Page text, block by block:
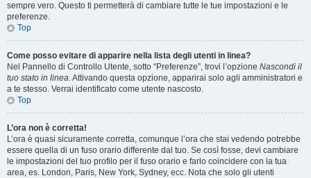
sempre vero. Questo ti permetterà di cambiare tutte le tue impostazioni e le
preferenze.
Top
Come posso evitare di apparire nella lista degli utenti in linea?
Nel Pannello di Controllo Utente, sotto “Preferenze”, trovi l’opzione Nascondi il
tuo stato in linea. Attivando questa opzione, apparirai solo agli amministratori e
a te stesso. Verrai identificato come utente nascosto.
Top
L’ora non è corretta!
L’ora è quasi sicuramente corretta, comunque l’ora che stai vedendo potrebbe
essere quella di un fuso orario differente dal tuo. Se così fosse, devi cambiare
le impostazioni del tuo profilo per il fuso orario e farlo coincidere con la tua
area, es. London, Paris, New York, Sydney, ecc. Nota che solo gli utenti